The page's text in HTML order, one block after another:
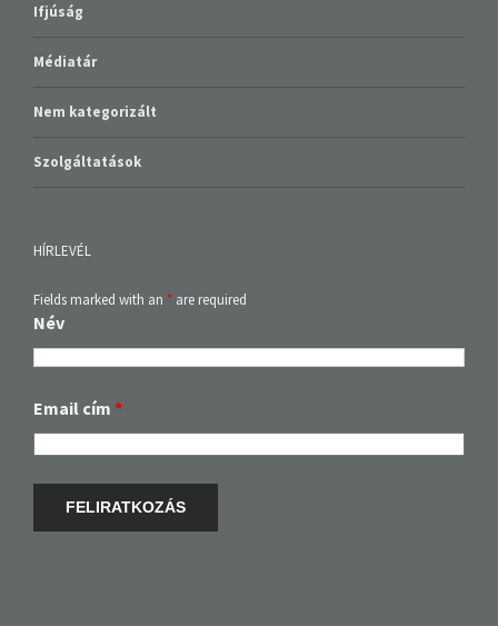
Ifjúság
Médiatár
Nem kategorizált
Szolgáltatások
HÍRLEVÉL
Fields marked with an * are required
Név
Email cím *